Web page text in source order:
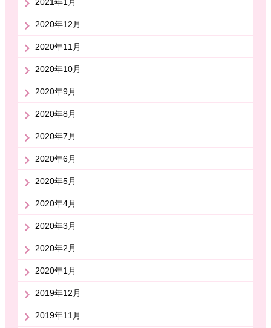
2020年12月
2020年11月
2020年10月
2020年9月
2020年8月
2020年7月
2020年6月
2020年5月
2020年4月
2020年3月
2020年2月
2020年1月
2019年12月
2019年11月